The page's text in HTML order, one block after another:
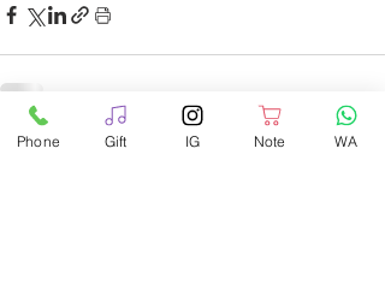
Recent Posts See All
Phone Gift IG Note WA